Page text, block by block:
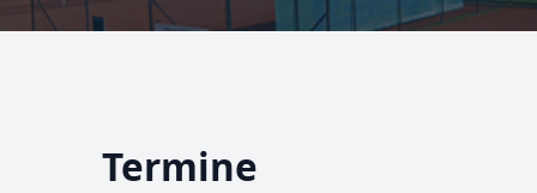
Termine